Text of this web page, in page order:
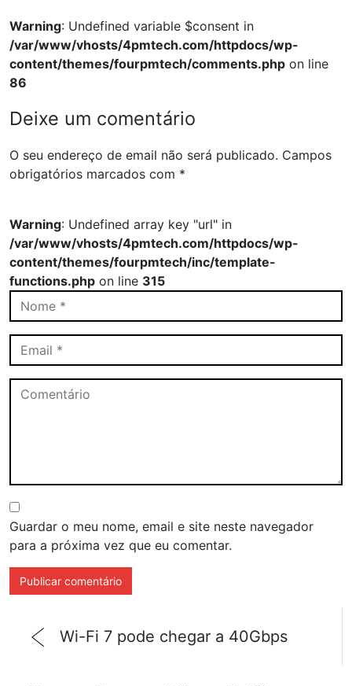
Warning: Undefined variable $consent in
/var/www/vhosts/4pmtech.com/httpdocs/wp-
content/themes/fourpmtech/comments.php on line
86
Deixe um comentário
O seu endereço de email não será publicado. Campos
obrigatórios marcados com *
Warning: Undefined array key "url" in
/var/www/vhosts/4pmtech.com/httpdocs/wp-
content/themes/fourpmtech/inc/template-
functions.php on line 315
Guardar o meu nome, email e site neste navegador
para a próxima vez que eu comentar.
Wi-Fi 7 pode chegar a 40Gbps